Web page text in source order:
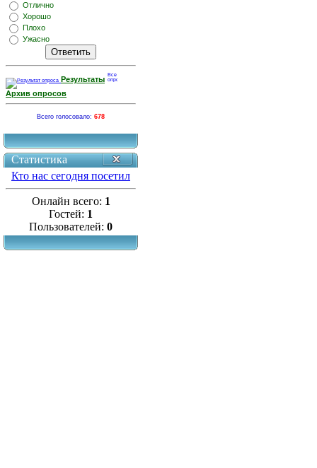
Отлично
Хорошо
Плохо
Ужасно
Результаты
Архив опросов
Всего голосовало: 678
Статистика
Кто нас сегодня посетил
Онлайн всего: 1
Гостей: 1
Пользователей: 0